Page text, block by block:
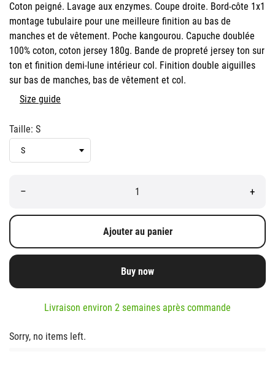
Coton peigné. Lavage aux enzymes. Coupe droite. Bord-côte 1x1
montage tubulaire pour une meilleure finition au bas de
manches et de vêtement. Poche kangourou. Capuche doublée
100% coton, coton jersey 180g. Bande de propreté jersey ton sur
ton et finition demi-lune intérieur col. Finition double aiguilles
sur bas de manches, bas de vêtement et col.
Size guide
Taille: S
– +
Ajouter au panier
Buy now
Livraison environ 2 semaines après commande
Sorry, no items left.